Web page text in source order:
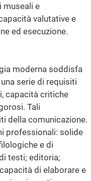
museali e
valutative e
ed esecuzione.
moderna soddisfa
serie di requisiti
capacità critiche
Tali
della comunicazione.
professionali: solide
e di
testi; editoria;
di elaborare e